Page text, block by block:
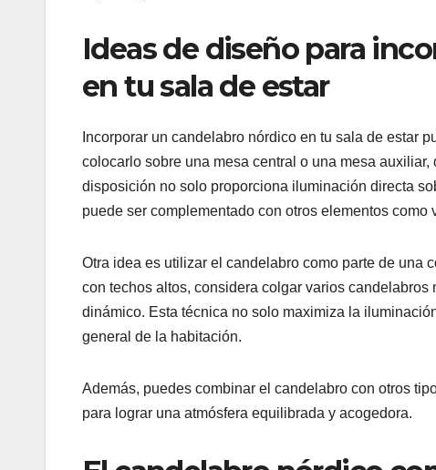
Ideas de diseño para
en tu sala de estar
Incorporar un candelabro nórdico en tu sala de estar
colocarlo sobre una mesa central o una mesa
disposición no solo proporciona iluminación directa
puede ser complementado con otros elementos como
Otra idea es utilizar el candelabro como parte de una
con techos altos, considera colgar varios
dinámico. Esta técnica no solo maximiza la
general de la habitación.
Además, puedes combinar el candelabro con otros
para lograr una atmósfera equilibrada y acogedora.